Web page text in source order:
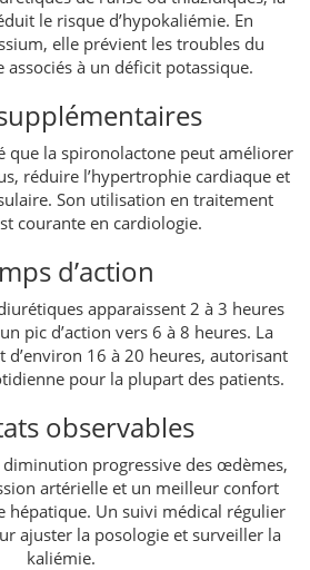
le risque d’hypokaliémie. En
elle prévient les troubles du
à un déficit potassique.
que la spironolactone peut améliorer
réduire l’hypertrophie cardiaque et
Son utilisation en traitement
courante en cardiologie.
d’action
apparaissent 2 à 3 heures
pic d’action vers 6 à 8 heures. La
d’environ 16 à 20 heures, autorisant
pour la plupart des patients.
observables
diminution progressive des œdèmes,
artérielle et un meilleur confort
hépatique. Un suivi médical régulier
ajuster la posologie et surveiller la
kaliémie.